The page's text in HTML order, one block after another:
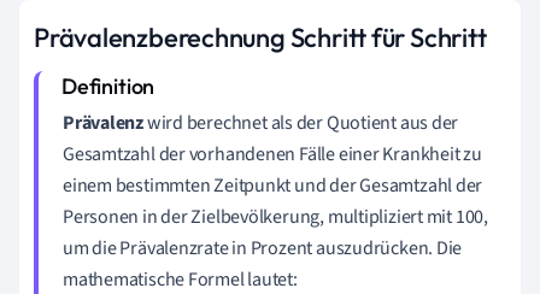
Prävalenzberechnung Schritt für Schritt
Prävalenzwird berechnet als der Quotient aus der
Gesamtzahl der vorhandenen Fälle einer Krankheit zu
einem bestimmten Zeitpunkt und der Gesamtzahl der
Personen in der Zielbevölkerung, multipliziert mit 100,
um die Prävalenzrate in Prozent auszudrücken. Die
mathematische Formel lautet: